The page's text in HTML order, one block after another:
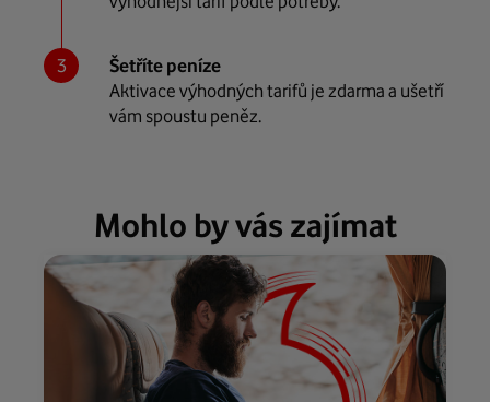
Šetříte peníze
Aktivace výhodných tarifů je zdarma a ušetří
vám spoustu peněz.
Mohlo by vás zajímat